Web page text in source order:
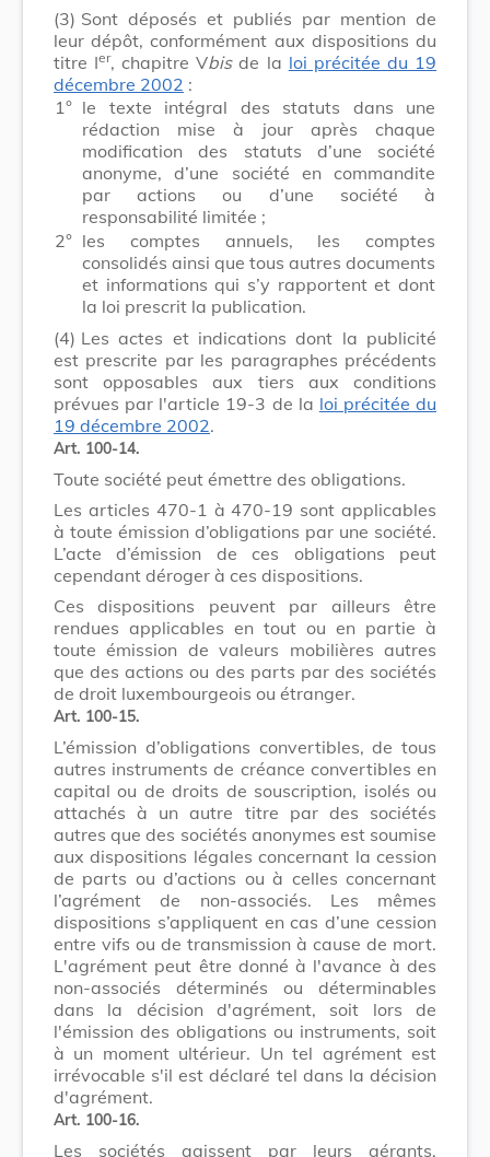
(3) Sont déposés et publiés par mention de
leur dépôt, conformément aux dispositions du
titre Ier, chapitre Vbisde la loi précitée du 19
décembre 2002 :
1° le texte intégral des statuts dans une
rédaction mise à jour après chaque
modification des statuts d’une société
anonyme, d’une société en commandite
par actions ou d’une société à
responsabilité limitée ;
2° les comptes annuels, les comptes
consolidés ainsi que tous autres documents
et informations qui s’y rapportent et dont
la loi prescrit la publication.
(4) Les actes et indications dont la publicité
est prescrite par les paragraphes précédents
sont opposables aux tiers aux conditions
prévues par l'article 19-3 de la loi précitée du
19 décembre 2002.
Art. 100-14.
Toute société peut émettre des obligations.
Les articles 470-1 à 470-19 sont applicables
à toute émission d’obligations par une société.
L’acte d’émission de ces obligations peut
cependant déroger à ces dispositions.
Ces dispositions peuvent par ailleurs être
rendues applicables en tout ou en partie à
toute émission de valeurs mobilières autres
que des actions ou des parts par des sociétés
de droit luxembourgeois ou étranger.
Art. 100-15.
L’émission d’obligations convertibles, de tous
autres instruments de créance convertibles en
capital ou de droits de souscription, isolés ou
attachés à un autre titre par des sociétés
autres que des sociétés anonymes est soumise
aux dispositions légales concernant la cession
de parts ou d’actions ou à celles concernant
l’agrément de non-associés. Les mêmes
dispositions s’appliquent en cas d’une cession
entre vifs ou de transmission à cause de mort.
L'agrément peut être donné à l'avance à des
non-associés déterminés ou déterminables
dans la décision d'agrément, soit lors de
l'émission des obligations ou instruments, soit
à un moment ultérieur. Un tel agrément est
irrévocable s'il est déclaré tel dans la décision
d'agrément.
Art. 100-16.
Les sociétés agissent par leurs gérants,